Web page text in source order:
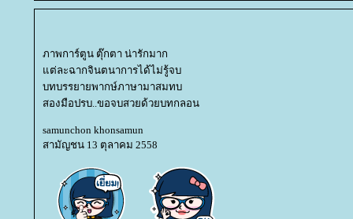
ภาพการ์ตูน ตุ๊กตา น่ารักมาก
ต่ละฉากจินตนาการได้ไม่รู้จบ
บทบรรยายพากษ์ภาษามาสมทบ
สองมือปรบ..ขอจบสวยด้วยบทกลอน
samunchon khonsamun
สามัญชน 13 ตุลาคม 2558